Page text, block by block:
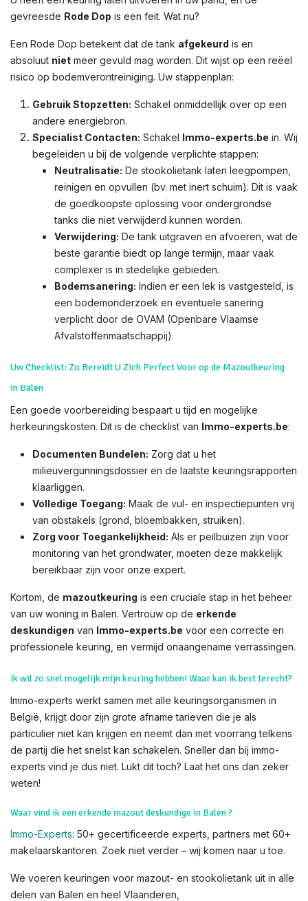
gevreesde Rode Dop is een feit. Wat nu?
Een Rode Dop betekent dat de tank afgekeurd is en
absoluut niet meer gevuld mag worden. Dit wijst op een reëel
risico op bodemverontreiniging. Uw stappenplan:
Gebruik Stopzetten: Schakel onmiddellijk over op een
andere energiebron.
Specialist Contacten: Schakel Immo-experts.be in. Wij
begeleiden u bij de volgende verplichte stappen:
Neutralisatie: De stookolietank laten leegpompen,
reinigen en opvullen (bv. met inert schuim). Dit is vaak
de goedkoopste oplossing voor ondergrondse
tanks die niet verwijderd kunnen worden.
Verwijdering: De tank uitgraven en afvoeren, wat de
beste garantie biedt op lange termijn, maar vaak
complexer is in stedelijke gebieden.
Bodemsanering: Indien er een lek is vastgesteld, is
een bodemonderzoek en eventuele sanering
verplicht door de OVAM (Openbare Vlaamse
Afvalstoffenmaatschappij).
Uw Checklist: Zo Bereidt U Zich Perfect Voor op de Mazoutkeuring
in Balen
Een goede voorbereiding bespaart u tijd en mogelijke
herkeuringskosten. Dit is de checklist van Immo-experts.be:
Documenten Bundelen: Zorg dat u het
milieuvergunningsdossier en de laatste keuringsrapporten
klaarliggen.
Volledige Toegang: Maak de vul- en inspectiepunten vrij
van obstakels (grond, bloembakken, struiken).
Zorg voor Toegankelijkheid: Als er peilbuizen zijn voor
monitoring van het grondwater, moeten deze makkelijk
bereikbaar zijn voor onze expert.
Kortom, de mazoutkeuring is een cruciale stap in het beheer
van uw woning in Balen. Vertrouw op de erkende
deskundigen van Immo-experts.be voor een correcte en
professionele keuring, en vermijd onaangename verrassingen.
Ik wil zo snel mogelijk mijn keuring hebben! Waar kan ik best terecht?
Immo-experts werkt samen met alle keuringsorganismen in
België, krijgt door zijn grote afname tarieven die je als
particulier niet kan krijgen en neemt dan met voorrang telkens
de partij die het snelst kan schakelen. Sneller dan bij immo-
experts vind je dus niet. Lukt dit toch? Laat het ons dan zeker
weten!
Waar vind ik een erkende mazout deskundige in Balen ?
Immo-Experts: 50+ gecertificeerde experts, partners met 60+
makelaarskantoren. Zoek niet verder – wij komen naar u toe.
We voeren keuringen voor mazout- en stookolietank uit in alle
delen van Balen en heel Vlaanderen,